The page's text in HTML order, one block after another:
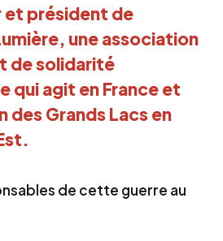
président de
une association
de solidarité
qui agit en France et
des Grands Lacs en
de cette guerre au